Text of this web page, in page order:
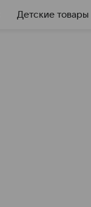
Детские товары